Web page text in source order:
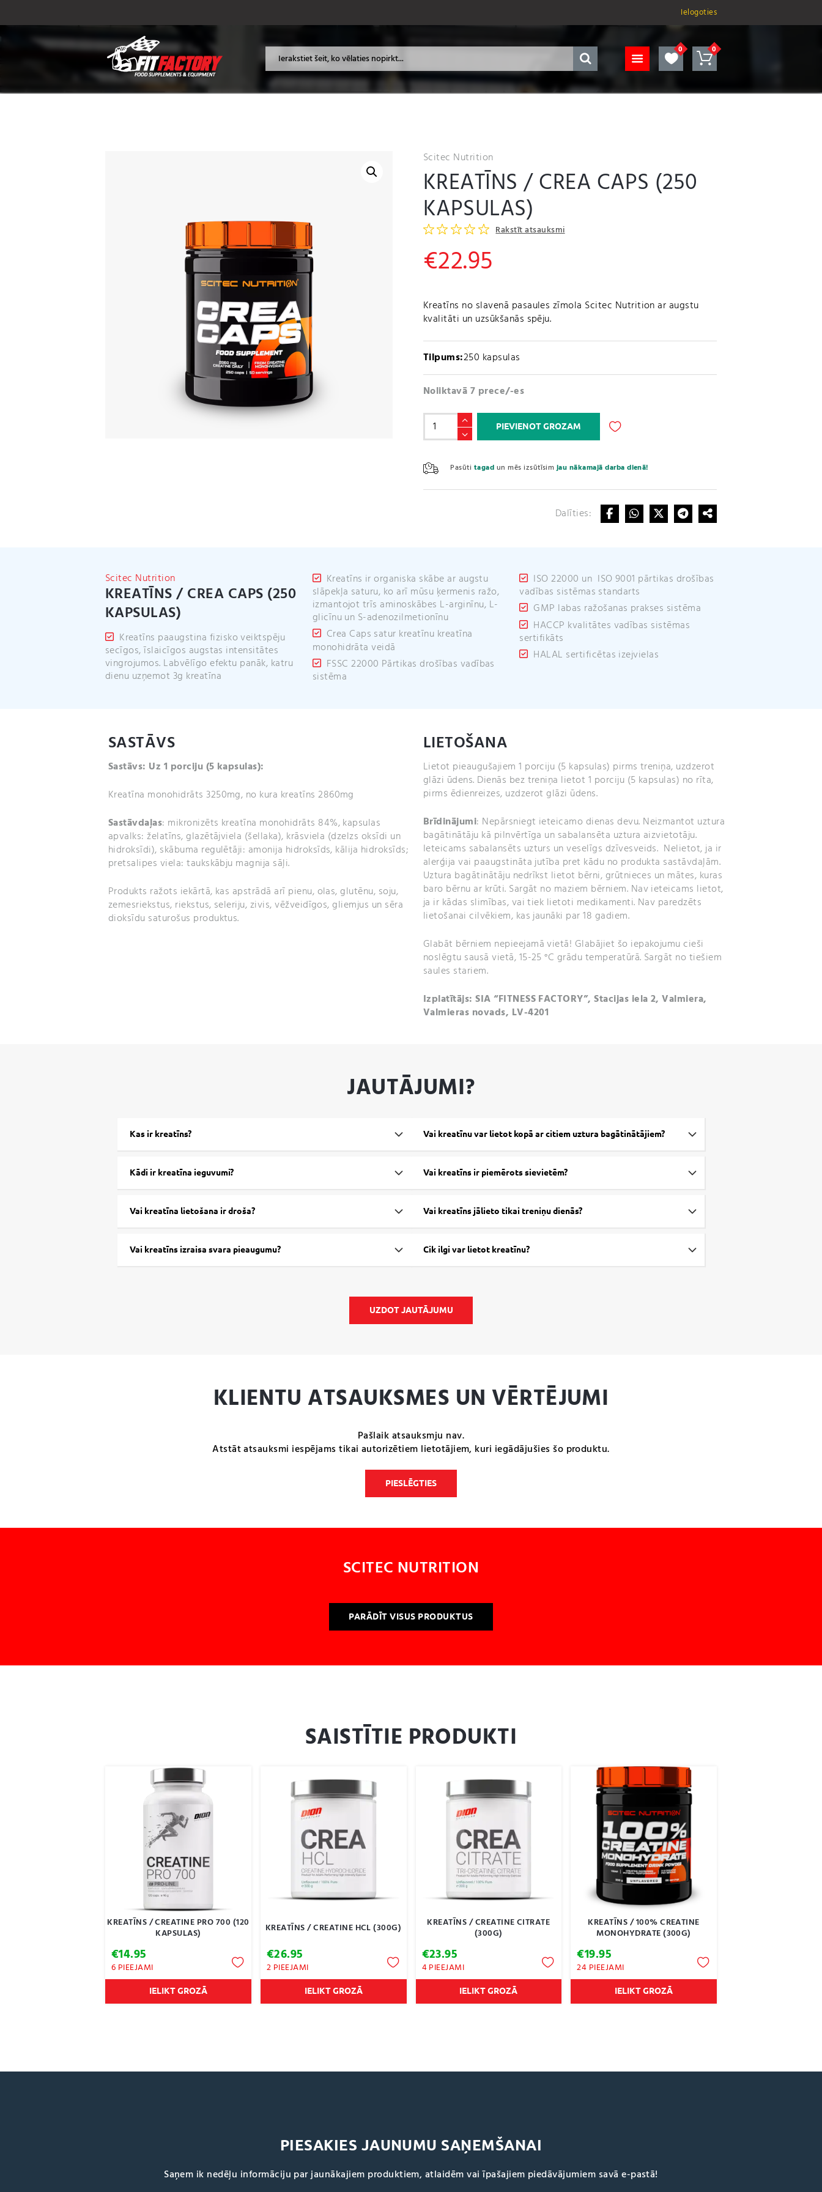
Ielogoties
Scitec Nutrition
KREATĪNS / CREA CAPS (250
KAPSULAS)
Rakstīt atsauksmi
€22.95
Kreatīns no slavenā pasaules zīmola Scitec Nutrition ar augstu
kvalitāti un uzsūkšanās spēju.
Tilpums:250 kapsulas
Noliktavā 7 prece/-es
Kreatīns
CAPS
(250
kapsulas)
PIEVIENOT GROZAM
Pasūti tagad un mēs izsūtīsimjau nākamajā darba dienā!
r
n
a
t
i
Dalīties:
Scitec Nutrition
KREATĪNS / CREA CAPS (250
KAPSULAS)
Kreatīns paaugstina fizisko veiktspēju
secīgos, īslaicīgos augstas intensitātes
vingrojumos. Labvēlīgo efektu panāk, katru
dienu uzņemot 3g kreatīna
Kreatīns ir organiska skābe ar augstu
slāpekļa saturu, ko arī mūsu ķermenis ražo,
izmantojot trīs aminoskābes L-arginīnu, L-
glicīnu un S-adenozilmetionīnu
Crea Caps satur kreatīnu kreatīna
monohidrāta veidā
FSSC 22000 Pārtikas drošības vadības
sistēma
ISO 22000 un ISO 9001 pārtikas drošības
vadības sistēmas standarts
GMP labas ražošanas prakses sistēma
HACCP kvalitātes vadības sistēmas
sertifikāts
HALAL sertificētas izejvielas
SASTĀVS
Sastāvs: Uz 1 porciju(5 kapsulas):
Kreatīna monohidrāts 3250mg, no kura kreatīns 2860mg
Sastāvdaļas: mikronizēts kreatīna monohidrāts 84%, kapsulas
apvalks: želatīns, glazētājviela (šellaka), krāsviela (dzelzs oksīdi un
hidroksīdi), skābuma regulētāji: amonija hidroksīds, kālija hidroksīds;
pretsalipes viela: taukskābju magnija sāļi.
Produkts ražots iekārtā, kas apstrādā arī pienu, olas, glutēnu, soju,
zemesriekstus, riekstus, seleriju, zivis, vēžveidīgos, gliemjus un sēra
dioksīdu saturošus produktus.
LIETOŠANA
Lietot pieaugušajiem 1 porciju (5 kapsulas) pirms treniņa, uzdzerot
glāzi ūdens. Dienās bez treniņa lietot 1 porciju (5 kapsulas) no rīta,
pirms ēdienreizes, uzdzerot glāzi ūdens.
Brīdinājumi: Nepārsniegt ieteicamo dienas devu. Neizmantot uztura
bagātinātāju kā pilnvērtīga un sabalansēta uztura aizvietotāju.
Ieteicams sabalansēts uzturs un veselīgs dzīvesveids. Nelietot, ja ir
alerģija vai paaugstināta jutība pret kādu no produkta sastāvdaļām.
Uztura bagātinātāju nedrīkst lietot bērni, grūtnieces un mātes, kuras
baro bērnu ar krūti. Sargāt no maziem bērniem. Nav ieteicams lietot,
ja ir kādas slimības, vai tiek lietoti medikamenti. Nav paredzēts
lietošanai cilvēkiem, kas jaunāki par 18 gadiem.
Glabāt bērniem nepieejamā vietā! Glabājiet šo iepakojumu cieši
noslēgtu sausā vietā, 15-25 °C grādu temperatūrā. Sargāt no tiešiem
saules stariem.
Izplatītājs: SIA “FITNESS FACTORY”, Stacijas iela 2, Valmiera,
Valmieras novads, LV-4201
JAUTĀJUMI?
Kas ir kreatīns?
Kādi ir kreatīna ieguvumi?
Vai kreatīna lietošana ir droša?
Vai kreatīns izraisa svara pieaugumu?
Vai kreatīnu var lietot kopā ar citiem uztura bagātinātājiem?
Vai kreatīns ir piemērots sievietēm?
Vai kreatīns jālieto tikai treniņu dienās?
Cik ilgi var lietot kreatīnu?
UZDOT JAUTĀJUMU
KLIENTU ATSAUKSMES UN VĒRTĒJUMI
Pašlaik atsauksmju nav.
Atstāt atsauksmi iespējams tikai autorizētiem lietotājiem, kuri iegādājušies šo produktu.
PIESLĒGTIES
SCITEC NUTRITION
PARĀDĪT VISUS PRODUKTUS
SAISTĪTIE PRODUKTI
KREATĪNS / CREATINE PRO 700 (120
KAPSULAS)
€14.95
6 PIEEJAMI
IELIKT GROZĀ
KREATĪNS / CREATINE HCL (300G)
€26.95
2 PIEEJAMI
IELIKT GROZĀ
KREATĪNS / CREATINE CITRATE
(300G)
€23.95
4 PIEEJAMI
IELIKT GROZĀ
KREATĪNS / 100% CREATINE
MONOHYDRATE (300G)
€19.95
24 PIEEJAMI
IELIKT GROZĀ
PIESAKIES JAUNUMU SAŅEMŠANAI
Saņem ik nedēļu informāciju par jaunākajiem produktiem, atlaidēm vai īpašajiem piedāvājumiem savā e-pastā!